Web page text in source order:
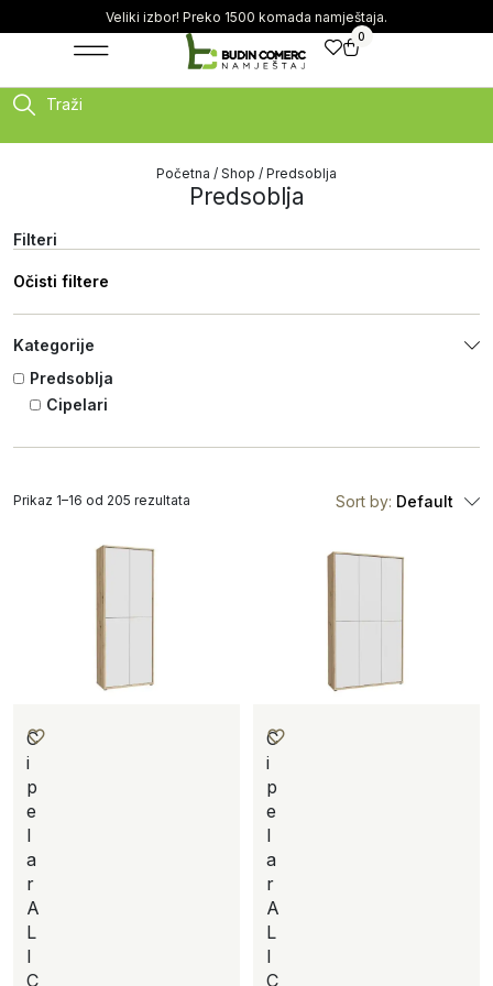
Veliki izbor! Preko 1500 komada namještaja.
0
Traži
Početna / Shop / Predsoblja
Predsoblja
Filteri
Očisti filtere
Kategorije
Predsoblja
Cipelari
Sort by: Default
C
i
p
e
l
a
r
A
L
I
C
C
i
p
e
l
a
r
A
L
I
C
Prikaz 1–16 od 205 rezultata